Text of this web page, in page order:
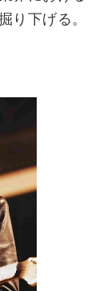
り下げる。